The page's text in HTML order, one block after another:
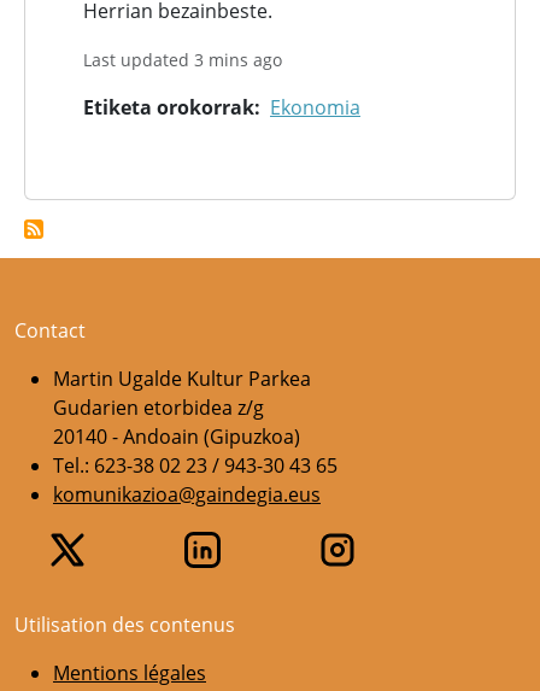
Herrian bezainbeste.
Last updated 3 mins ago
Etiketa orokorrak Ekonomia
Contact
Martin Ugalde Kultur Parkea
Gudarien etorbidea z/g
20140 - Andoain (Gipuzkoa)
Tel.: 623-38 02 23 / 943-30 43 65
komunikazioa@gaindegia.eus
Utilisation des contenus
Mentions légales